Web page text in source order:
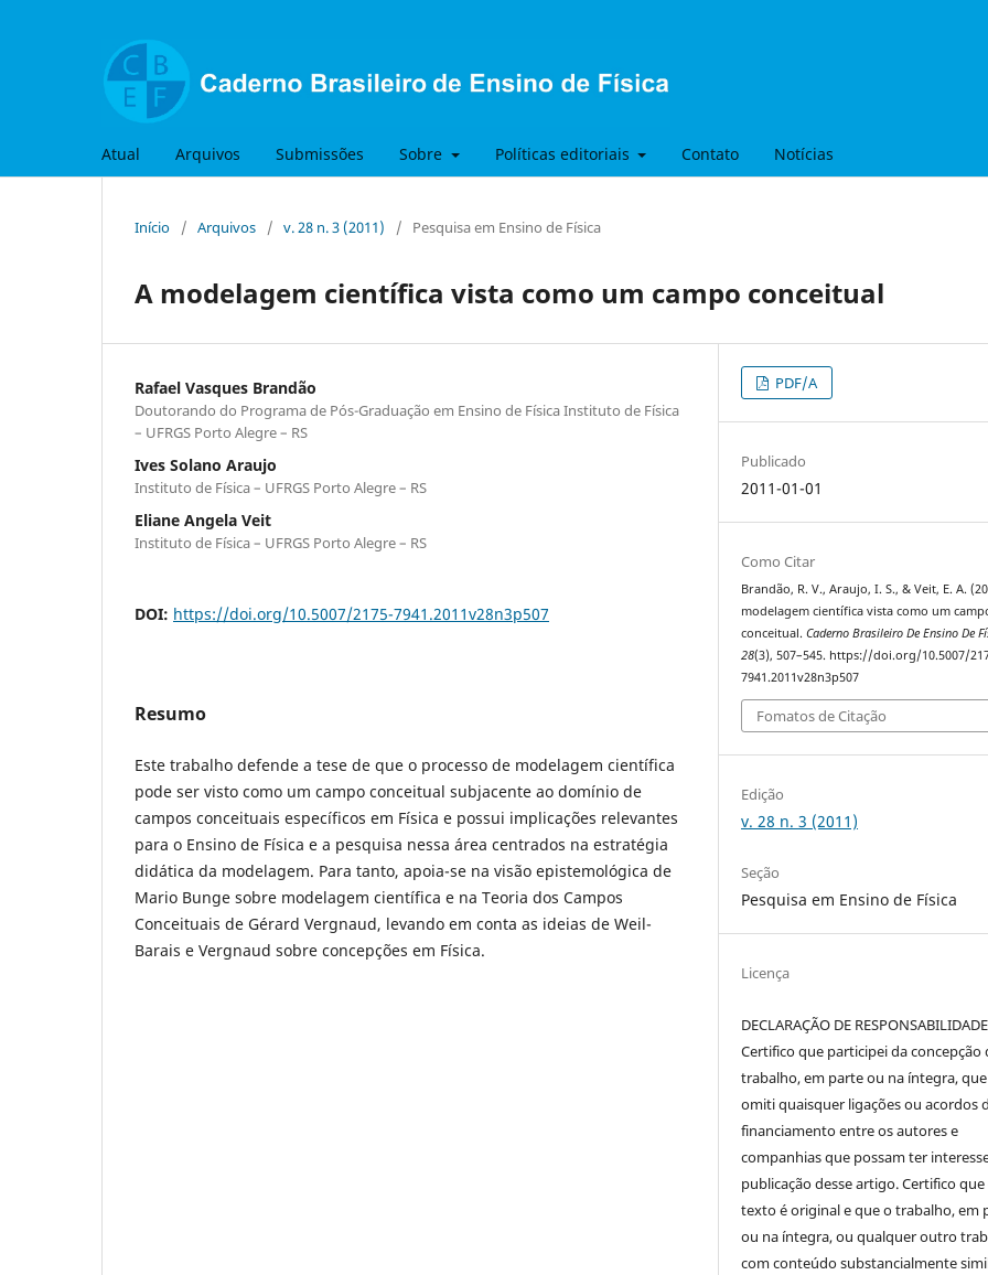
Atual Arquivos Submissões Sobre Políticas editoriais Contato Notícias
Início / Arquivos / v. 28 n. 3 (2011) / Pesquisa em Ensino de Física
A modelagem científica vista como um campo conceitual
Rafael Vasques Brandão
Doutorando do Programa de Pós-Graduação em Ensino de Física Instituto de Física
– UFRGS Porto Alegre – RS
Ives Solano Araujo
Instituto de Física – UFRGS Porto Alegre – RS
Eliane Angela Veit
Instituto de Física – UFRGS Porto Alegre – RS
DOI: https://doi.org/10.5007/2175-7941.2011v28n3p507
Resumo
Este trabalho defende a tese de que o processo de modelagem científica
pode ser visto como um campo conceitual subjacente ao domínio de
campos conceituais específicos em Física e possui implicações relevantes
para o Ensino de Física e a pesquisa nessa área centrados na estratégia
didática da modelagem. Para tanto, apoia-se na visão epistemológica de
Mario Bunge sobre modelagem científica e na Teoria dos Campos
Conceituais de Gérard Vergnaud, levando em conta as ideias de Weil-
Barais e Vergnaud sobre concepções em Física.
PDF/A
Publicado
2011-01-01
Como Citar
Brandão, R. V., Araujo, I. S., & Veit, E. A.
modelagem científica vista como um
conceitual.Caderno Brasileiro De Ensino De
28(3), 507–545. https://doi.org/10.5007/
7941.2011v28n3p507
Fomatos de Citação
Edição
v. 28 n. 3 (2011)
Seção
Pesquisa em Ensino de Física
Licença
DECLARAÇÃO DE RESPONSABILIDADE
Certifico que participei da concepção
trabalho, em parte ou na íntegra,
omiti quaisquer ligações ou acordos
financiamento entre os autores e
companhias que possam ter
publicação desse artigo. Certifico que
texto é original e que o trabalho, em
ou na íntegra, ou qualquer outro
com conteúdo substancialmente